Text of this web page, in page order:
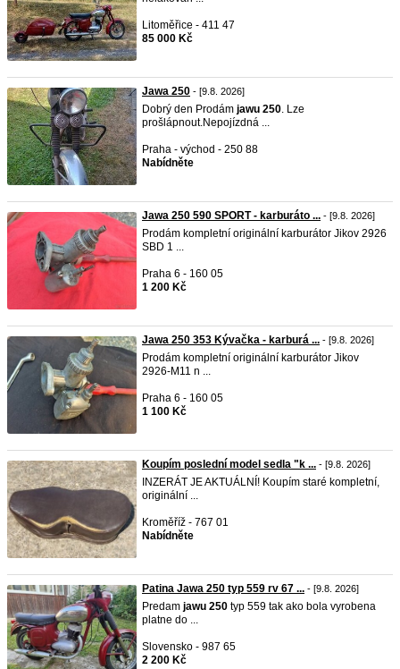
Litoměřice - 411 47
85 000 Kč
Jawa 250 - [9.8. 2026]
Dobrý den Prodám jawu 250. Lze
prošlápnout.Nepojízdná ...
Praha - východ - 250 88
Nabídněte
Jawa 250 590 SPORT - karburáto ... - [9.8. 2026]
Prodám kompletní originální karburátor Jikov 2926
SBD 1 ...
Praha 6 - 160 05
1 200 Kč
Jawa 250 353 Kývačka - karburá ... - [9.8. 2026]
Prodám kompletní originální karburátor Jikov
2926-M11 n ...
Praha 6 - 160 05
1 100 Kč
Koupím poslední model sedla "k ... - [9.8. 2026]
INZERÁT JE AKTUÁLNÍ! Koupím staré kompletní,
originální ...
Kroměříž - 767 01
Nabídněte
Patina Jawa 250 typ 559 rv 67 ... - [9.8. 2026]
Predam jawu 250 typ 559 tak ako bola vyrobena
platne do ...
Slovensko - 987 65
2 200 Kč